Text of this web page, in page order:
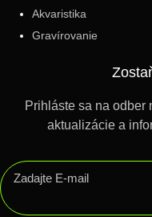
Akvaristika
Gravírovanie
Prihláste sa na odber
aktualizácie a